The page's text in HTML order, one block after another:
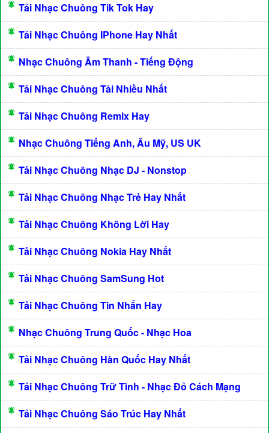
Tải Nhạc Chuông Tik Tok Hay
Tải Nhạc Chuông IPhone Hay Nhất
Nhạc Chuông Âm Thanh - Tiếng Động
Tải Nhạc Chuông Tải Nhiều Nhất
Tải Nhạc Chuông Remix Hay
Nhạc Chuông Tiếng Anh, Âu Mỹ, US UK
Tải Nhạc Chuông Nhạc DJ - Nonstop
Tải Nhạc Chuông Nhạc Trẻ Hay Nhất
Tải Nhạc Chuông Không Lời Hay
Tải Nhạc Chuông Nokia Hay Nhất
Tải Nhạc Chuông SamSung Hot
Tải Nhạc Chuông Tin Nhắn Hay
Nhạc Chuông Trung Quốc - Nhạc Hoa
Tải Nhạc Chuông Hàn Quốc Hay Nhất
Tải Nhạc Chuông Trữ Tình - Nhạc Đỏ Cách Mạng
Tải Nhạc Chuông Sáo Trúc Hay Nhất